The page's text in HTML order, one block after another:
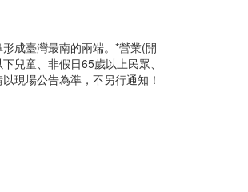
成臺灣最南的兩端。 *營業(開
兒童、非假日65歲以上民眾、
現場公告為準，不另行通知！